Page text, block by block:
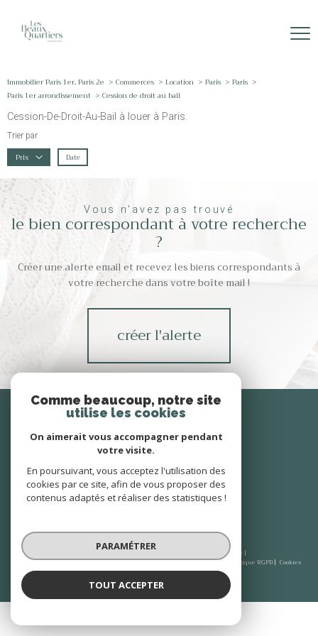
Immobilier Paris 1er, Paris 2e Commerces Location Paris
Paris
Paris 1er arrondissement
Cession de droit au bail
Cession-De-Droit-Au-Bail à louer à Paris.
Trier par
Prix Date
Vous n'avez pas trouvé
le bien correspondant à votre recherche
?
Créer une alerte email et recevez les biens correspondants à
votre recherche dans votre boîte mail !
créer l'alerte
Se
connecter
espace propriétaire
Nous
suivre
© 2026 | Tous droits réservés | Traduction powered by Google |
Plan du site
Mentions légales Admin Nos honoraires Partenaires Politique RGPD Cookies
Comme beaucoup, notre site
utilise les cookies
On aimerait vous accompagner pendant
votre visite.
En poursuivant, vous acceptez l'utilisation des
cookies par ce site, afin de vous proposer des
contenus adaptés et réaliser des statistiques !
PARAMÉTRER
TOUT ACCEPTER